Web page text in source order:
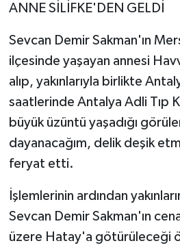
ANNE SİLİFKE'DEN GELDİ
Sevcan Demir Sakman'ın
ilçesinde yaşayan annesi
alıp, yakınlarıyla birlikte
saatlerinde Antalya Adli Tıp
büyük üzüntü yaşadığı
dayanacağım, delik deşik
feryat etti.
İşlemlerinin ardından
Sevcan Demir Sakman'ın
üzere Hatay'a götürüleceği